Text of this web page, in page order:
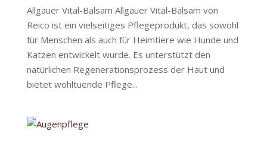
Allgäuer Vital-Balsam Allgäuer Vital-Balsam von
Reico ist ein vielseitiges Pflegeprodukt, das sowohl
für Menschen als auch für Heimtiere wie Hunde und
Katzen entwickelt wurde. Es unterstützt den
natürlichen Regenerationsprozess der Haut und
bietet wohltuende Pflege...